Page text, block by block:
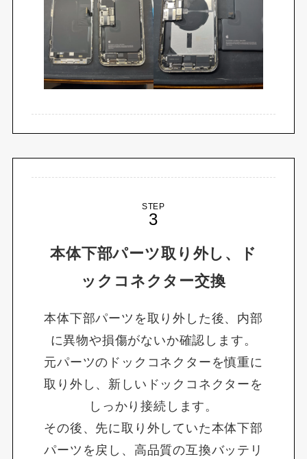
STEP
本体下部パーツ取り外し、ド
ックコネクター交換
本体下部パーツを取り外した後、内部
に異物や損傷がないか確認します。
元パーツのドックコネクターを慎重に
取り外し、新しいドックコネクターを
しっかり接続します。
その後、先に取り外していた本体下部
パーツを戻し、高品質の互換バッテリ